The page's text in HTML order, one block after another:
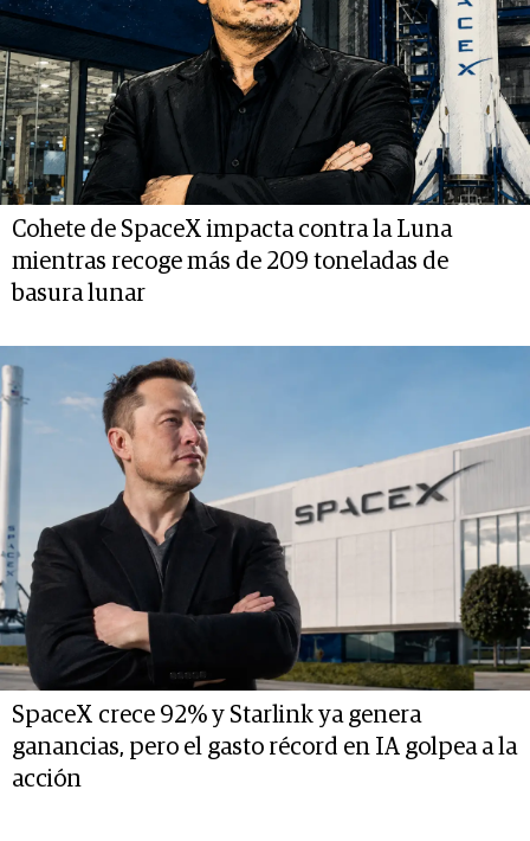
Cohete de SpaceX impacta contra la Luna
mientras recoge más de 209 toneladas de
basura lunar
SpaceX crece 92% y Starlink ya genera
ganancias, pero el gasto récord en IA golpea a la
acción